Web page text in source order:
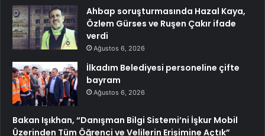
Ahbap soruşturmasında Hazal Kaya,
Özlem Gürses ve Ruşen Çakır ifade
verdi
Ağustos 6, 2026
İlkadım Belediyesi personeline çifte
bayram
Ağustos 6, 2026
Bakan Işıkhan, “Danışman Bilgi Sistemi’ni İşkur Mobil
Üzerinden Tüm Öğrenci ve Velilerin Erişimine Açtık”